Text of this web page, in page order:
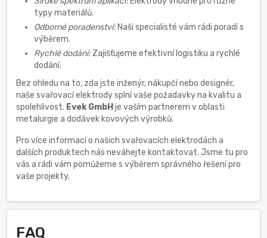
typy materiálů.
Odborné poradenství: Naši specialisté vám rádi poradí s
výběrem.
Rychlé dodání: Zajišťujeme efektivní logistiku a rychlé
dodání.
Bez ohledu na to, zda jste inženýr, nákupčí nebo designér,
naše svařovací elektrody splní vaše požadavky na kvalitu a
spolehlivost. Evek GmbH je vaším partnerem v oblasti
metalurgie a dodávek kovových výrobků.
Pro více informací o našich svařovacích elektrodách a
dalších produktech nás neváhejte kontaktovat. Jsme tu pro
vás a rádi vám pomůžeme s výběrem správného řešení pro
vaše projekty.
FAQ